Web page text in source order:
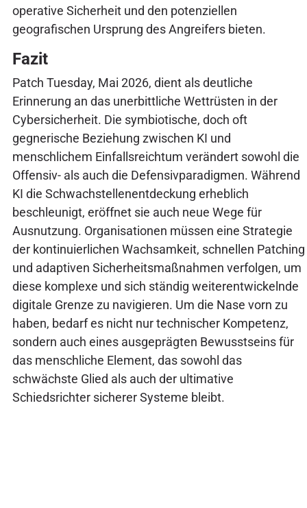
operative Sicherheit und den potenziellen
geografischen Ursprung des Angreifers bieten.
Fazit
Patch Tuesday, Mai 2026, dient als deutliche
Erinnerung an das unerbittliche Wettrüsten in der
Cybersicherheit. Die symbiotische, doch oft
gegnerische Beziehung zwischen KI und
menschlichem Einfallsreichtum verändert sowohl die
Offensiv- als auch die Defensivparadigmen. Während
KI die Schwachstellenentdeckung erheblich
beschleunigt, eröffnet sie auch neue Wege für
Ausnutzung. Organisationen müssen eine Strategie
der kontinuierlichen Wachsamkeit, schnellen Patching
und adaptiven Sicherheitsmaßnahmen verfolgen, um
diese komplexe und sich ständig weiterentwickelnde
digitale Grenze zu navigieren. Um die Nase vorn zu
haben, bedarf es nicht nur technischer Kompetenz,
sondern auch eines ausgeprägten Bewusstseins für
das menschliche Element, das sowohl das
schwächste Glied als auch der ultimative
Schiedsrichter sicherer Systeme bleibt.